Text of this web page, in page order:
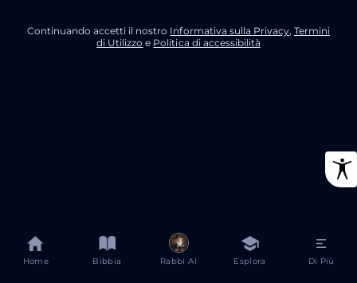
Continuando accetti il nostro Informativa sulla Privacy, Termini
di Utilizzo e Politica di accessibilità
Home Bibbia Rabbi AI Esplora Di Più